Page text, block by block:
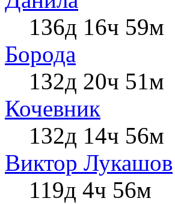
136д 16ч 59м
Борода
132д 20ч 51м
Кочевник
132д 14ч 56м
Виктор Лукашов
119д 4ч 56м